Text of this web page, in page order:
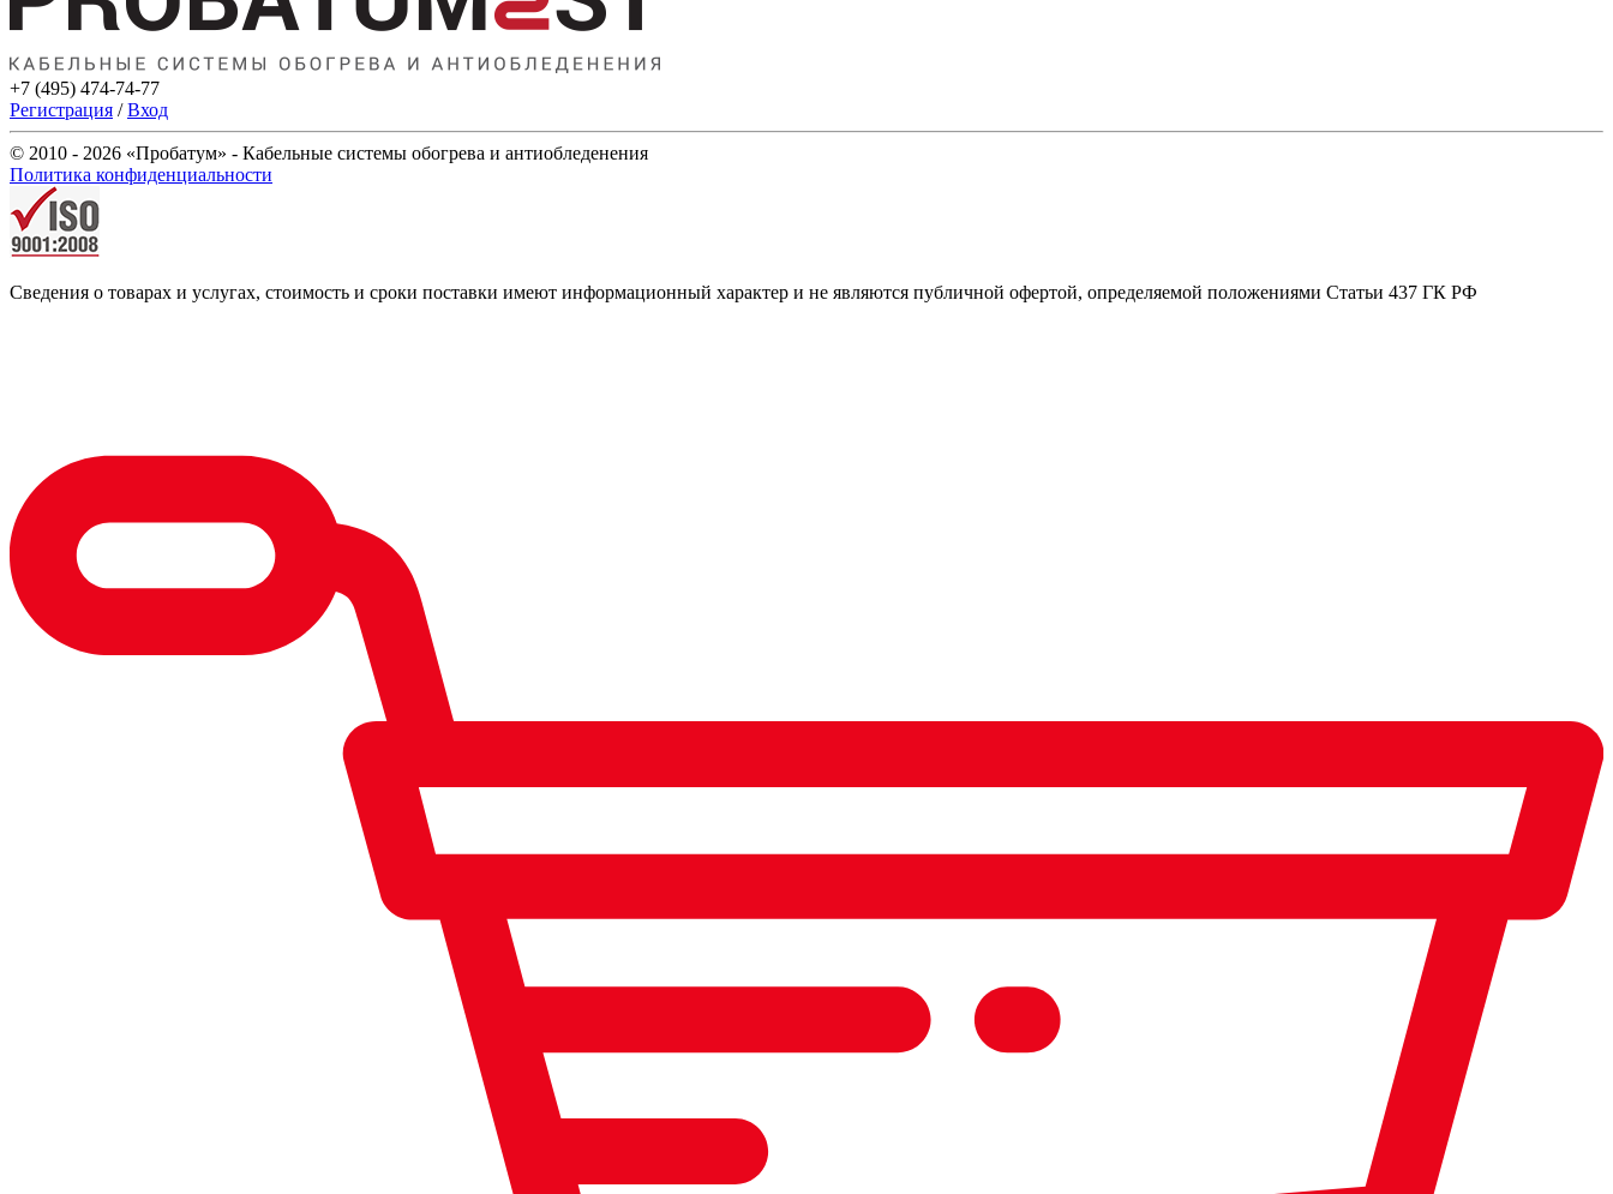
+7 (495) 474-74-77
Регистрация /Вход
© 2010 - 2026 «Пробатум» - Кабельные системы обогрева и антиобледенения
Политика конфиденциальности
Сведения о товарах и услугах, стоимость и сроки поставки имеют информационный характер и не являются публичной офертой, определяемой положениями Статьи 437 ГК РФ